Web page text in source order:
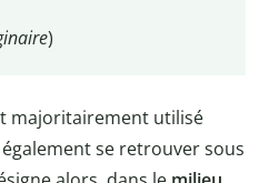
)
majoritairement utilisé
se retrouver sous